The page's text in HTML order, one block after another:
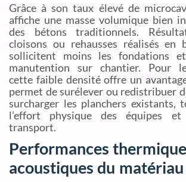
Grâce à son taux élevé de
affiche une masse volumique bien
des bétons traditionnels.
cloisons ou rehausses réalisés en
sollicitent moins les fondations
manutention sur chantier. Pour
cette faible densité offre un
permet de surélever ou redistribuer
surcharger les planchers existants,
l’effort physique des équipes
transport.
Performances
acoustiques du matériau